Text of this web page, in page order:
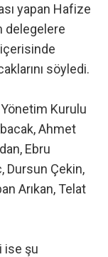
yapan Hafize
delegelere
söyledi.
Kurulu
Ahmet
Ebru
Dursun Çekin,
Arıkan, Telat
ise şu